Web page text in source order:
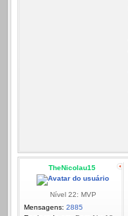
TheNicolau15
Nível 22: MVP
Mensagens: 2885